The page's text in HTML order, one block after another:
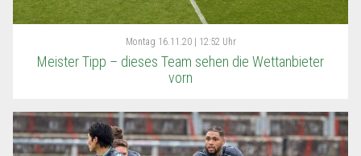
Montag 16.11.20 | 12:52 Uhr
Meister Tipp – dieses Team sehen die Wettanbieter
vorn